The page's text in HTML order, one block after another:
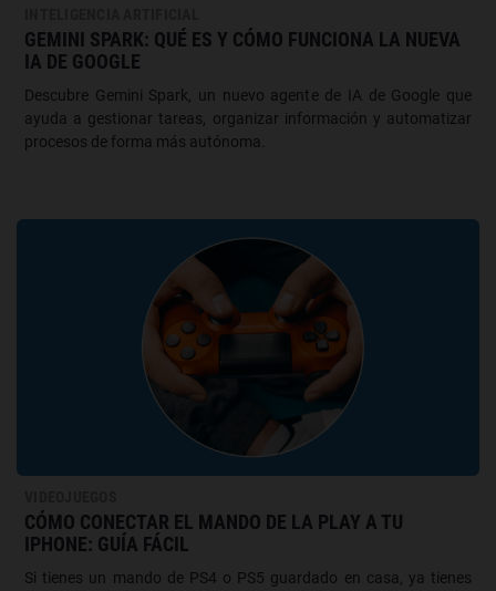
GEMINI SPARK: QUÉ ES Y CÓMO FUNCIONA LA NUEVA
IA DE GOOGLE
Descubre Gemini Spark, un nuevo agente de IA de Google que
ayuda a gestionar tareas, organizar información y automatizar
procesos de forma más autónoma.
CÓMO CONECTAR EL MANDO DE LA PLAY A TU
IPHONE: GUÍA FÁCIL
Si tienes un mando de PS4 o PS5 guardado en casa, ya tienes